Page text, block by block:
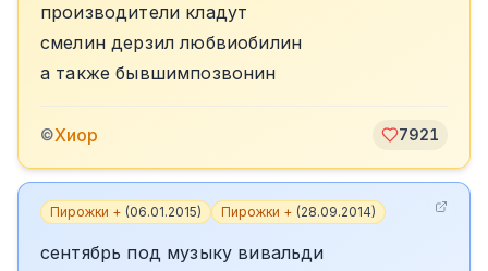
производители кладут
смелин дерзил любвиобилин
а также бывшимпозвонин
©Хиор 7921
Пирожки + (06.01.2015) Пирожки + (28.09.2014)
сентябрь под музыку вивальди